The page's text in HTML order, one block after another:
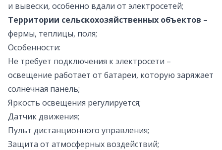
и вывески, особенно вдали от электросетей;
Территории сельскохозяйственных объектов –
фермы, теплицы, поля;
Особенности:
Не требует подключения к электросети –
освещение работает от батареи, которую заряжает
солнечная панель;
Яркость освещения регулируется;
Датчик движения;
Пульт дистанционного управления;
Защита от атмосферных воздействий;